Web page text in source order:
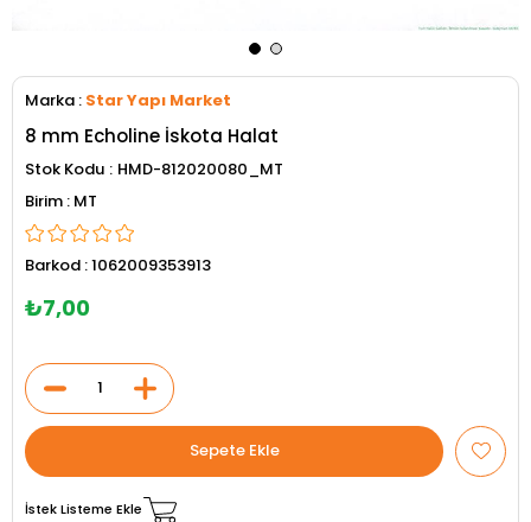
Marka : Star Yapı Market
8 mm Echoline İskota Halat
Stok Kodu
HMD-812020080_MT
MT
Barkod :1062009353913
₺7,00
İstek Listeme Ekle